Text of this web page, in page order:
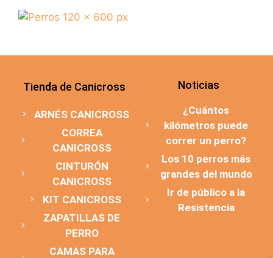
Tienda de Canicross
ARNÉS CANICROSS
CORREA
CANICROSS
CINTURÓN
CANICROSS
KIT CANICROSS
ZAPATILLAS DE
PERRO
CAMAS PARA
Noticias
¿Cuántos
kilómetros puede
correr un perro?
Los 10 perros más
grandes del mundo
Ir de público a la
Resistencia